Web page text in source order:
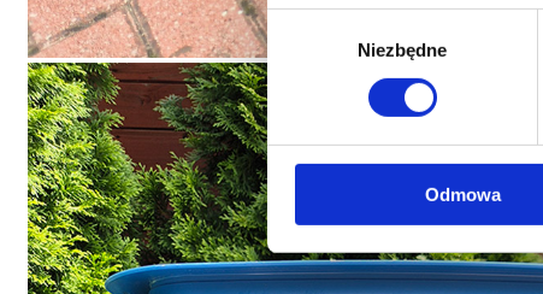
Wybór
zgody
Niezbędne
Odmowa